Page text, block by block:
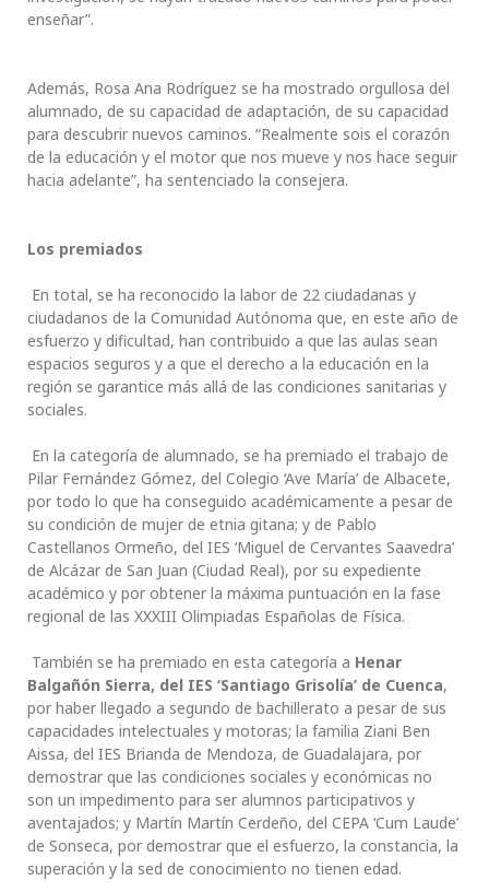
enseñar”.
Además, Rosa Ana Rodríguez se ha mostrado orgullosa del
alumnado, de su capacidad de adaptación, de su capacidad
para descubrir nuevos caminos. “Realmente sois el corazón
de la educación y el motor que nos mueve y nos hace seguir
hacia adelante”, ha sentenciado la consejera.
Los premiados
En total, se ha reconocido la labor de 22 ciudadanas y
ciudadanos de la Comunidad Autónoma que, en este año de
esfuerzo y dificultad, han contribuido a que las aulas sean
espacios seguros y a que el derecho a la educación en la
región se garantice más allá de las condiciones sanitarias y
sociales.
En la categoría de alumnado, se ha premiado el trabajo de
Pilar Fernández Gómez, del Colegio ‘Ave María’ de Albacete,
por todo lo que ha conseguido académicamente a pesar de
su condición de mujer de etnia gitana; y de Pablo
Castellanos Ormeño, del IES ‘Miguel de Cervantes Saavedra’
de Alcázar de San Juan (Ciudad Real), por su expediente
académico y por obtener la máxima puntuación en la fase
regional de las XXXIII Olimpiadas Españolas de Física.
También se ha premiado en esta categoría a Henar
Balgañón Sierra, del IES ‘Santiago Grisolía’ de Cuenca,
por haber llegado a segundo de bachillerato a pesar de sus
capacidades intelectuales y motoras; la familia Ziani Ben
Aissa, del IES Brianda de Mendoza, de Guadalajara, por
demostrar que las condiciones sociales y económicas no
son un impedimento para ser alumnos participativos y
aventajados; y Martín Martín Cerdeño, del CEPA ‘Cum Laude’
de Sonseca, por demostrar que el esfuerzo, la constancia, la
superación y la sed de conocimiento no tienen edad.